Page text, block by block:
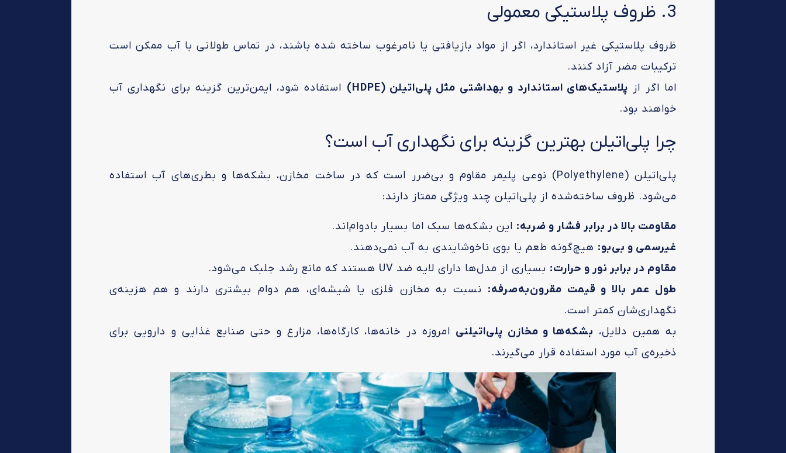
3. ظروف پلاستیکی معمولی
ظروف پلاستیکی غیر استاندارد، اگر از مواد بازیافتی یا نا‌مرغوب ساخته شده باشند، در تماس طولانی با آب ممکن است
ترکیبات مضر آزاد کنند.
اما اگر از پلاستیک‌های استاندارد و بهداشتی مثل پلی‌اتیلن (HDPE)
استفاده شود، ایمن‌ترین گزینه برای نگهداری آب
خواهند بود.
چرا پلی‌اتیلن بهترین گزینه برای نگهداری آب است؟
پلی‌اتیلن (Polyethylene) نوعی پلیمر مقاوم و بی‌ضرر است که در ساخت مخازن، بشکه‌ها و بطری‌های آب استفاده
می‌شود. ظروف ساخته‌شده از پلی‌اتیلن چند ویژگی ممتاز دارند:
مقاومت بالا در برابر فشار و ضربه: این بشکه‌ها سبک اما بسیار بادوام‌اند.
غیرسمی و بی‌بو: هیچ‌گونه طعم یا بوی ناخوشایندی به آب نمی‌دهند.
مقاوم در برابر نور و حرارت: بسیاری از مدل‌ها دارای لایه ضد UV هستند که مانع رشد جلبک می‌شود.
طول عمر بالا و قیمت مقرون‌به‌صرفه: نسبت به مخازن فلزی یا شیشه‌ای، هم دوام بیشتری دارند و هم هزینه‌ی
نگهداری‌شان کمتر است.
به همین دلایل، بشکه‌ها و مخازن پلی‌اتیلنی امروزه در خانه‌ها، کارگاه‌ها، مزارع و حتی صنایع غذایی و دارویی برای
ذخیره‌ی آب مورد استفاده قرار می‌گیرند.